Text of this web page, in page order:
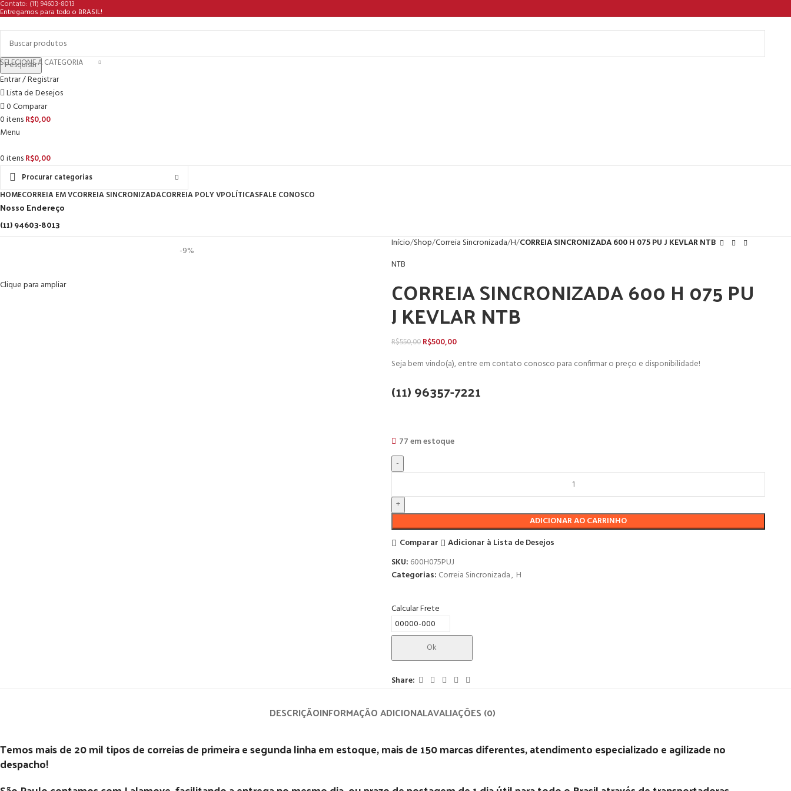
Contato: (11) 94603-8013
Entregamos para todo o BRASIL!
SELECIONE A CATEGORIA
Pesquisar
Entrar / Registrar
Lista de Desejos
0Comparar
0itensR$0,00
Menu
0itensR$0,00
Procurar categorias
HOMECORREIA EM VCORREIA SINCRONIZADACORREIA POLY VPOLÍTICASFALE CONOSCO
Nosso Endereço
(11) 94603-8013
-9%
Clique para ampliar
Início Shop Correia Sincronizada H CORREIA SINCRONIZADA 600 H 075 PU J KEVLAR NTB
NTB
CORREIA SINCRONIZADA 600 H 075 PU
J KEVLAR NTB
R$550,00 R$500,00
Seja bem vindo(a), entre em contato conosco para confirmar o preço e disponibilidade!
(11) 96357-7221
77 em estoque
ADICIONAR AO CARRINHO
Comparar
Adicionar à Lista de Desejos
SKU: 600H075PUJ
Categorias: Correia Sincronizada, H
Calcular Frete
Ok
Share:
DESCRIÇÃOINFORMAÇÃO ADICIONALAVALIAÇÕES (0)
Temos mais de 20 mil tipos de correias de primeira e segunda linha em estoque, mais de 150 marcas diferentes, atendimento especializado e agilizade no
despacho!